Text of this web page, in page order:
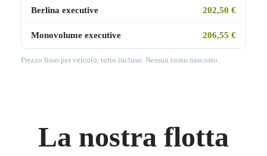
Berlina executive 202,50 €
Monovolume executive 206,55 €
Prezzo fisso per veicolo, tutto incluso. Nessun costo nascosto.
La nostra flotta